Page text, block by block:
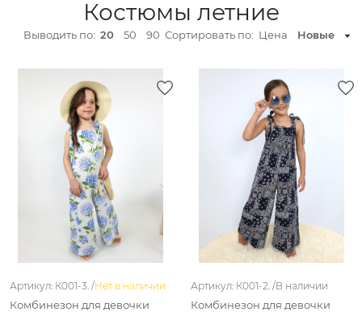
серый
зеленый
темно-синий
белый
сиреневый
св.-бежевый
мятный
темно-серый
серо-зеленый
черный
Костюмы летние
Выводить по: 20 50 90 Сортировать по: Цена Новые
Артикул: К001-3. /Нет в наличии
Комбинезон для девочки
Артикул: К001-2. /В наличии
Комбинезон для девочки